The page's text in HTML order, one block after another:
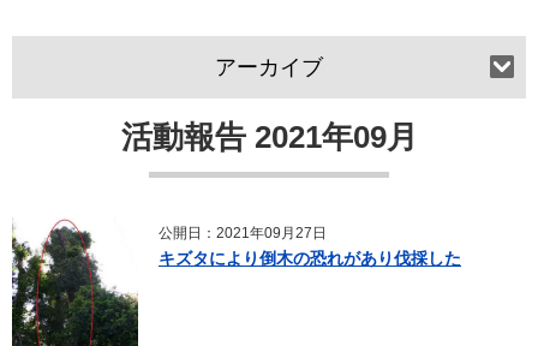
活動報告 2021年09月
公開日：2021年09月27日
キズタにより倒木の恐れがあり伐採した
アーカイブ